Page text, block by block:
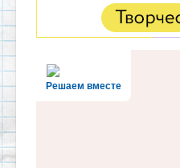
Решаем вместе